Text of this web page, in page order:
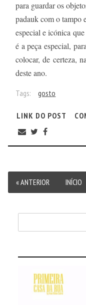
para guardar os
padauk com o tampo
especial e icónica
é a peça especial,
colocar, de certeza,
deste ano.
Tags: gosto
LINK DO POST
« ANTERIOR INÍCIO